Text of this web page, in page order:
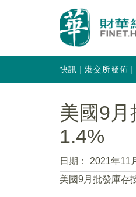
快訊 港交所發佈
美國9
1.4%
日期：
2021年11
美國9月批發庫存